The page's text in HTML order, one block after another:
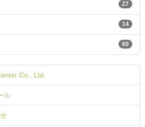
27
14
60
Co., Ltd.
ル